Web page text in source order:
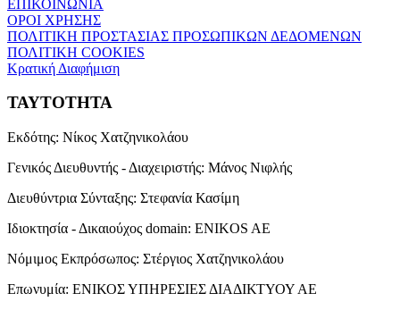
ΕΠΙΚΟΙΝΩΝΙΑ
ΟΡΟΙ ΧΡΗΣΗΣ
ΠΟΛΙΤΙΚΗ ΠΡΟΣΤΑΣΙΑΣ ΠΡΟΣΩΠΙΚΩΝ ΔΕΔΟΜΕΝΩΝ
ΠΟΛΙΤΙΚΗ COOKIES
Κρατική Διαφήμιση
ΤΑΥΤΟΤΗΤΑ
Εκδότης: Νίκος Χατζηνικολάου
Γενικός Διευθυντής - Διαχειριστής: Μάνος Νιφλής
Διευθύντρια Σύνταξης: Στεφανία Κασίμη
Ιδιοκτησία - Δικαιούχος domain: ENIKOS AE
Νόμιμος Εκπρόσωπος: Στέργιος Χατζηνικολάου
Επωνυμία: ΕΝΙΚΟΣ ΥΠΗΡΕΣΙΕΣ ΔΙΑΔΙΚΤΥΟΥ ΑΕ